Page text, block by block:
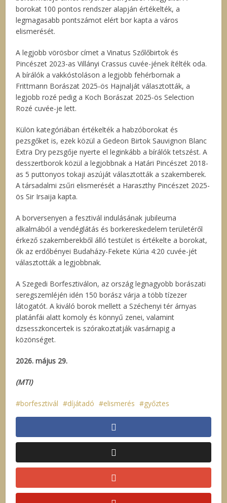
borokat 100 pontos rendszer alapján értékelték, a
legmagasabb pontszámot elért bor kapta a város
elismerését.
A legjobb vörösbor címet a Vinatus Szőlőbirtok és
Pincészet 2023-as Villányi Crassus cuvée-jének ítélték oda.
A bírálók a vakkóstoláson a legjobb fehérbornak a
Frittmann Borászat 2025-ös Hajnalját választották, a
legjobb rozé pedig a Koch Borászat 2025-ös Selection
Rozé cuvée-je lett.
Külön kategóriában értékelték a habzóborokat és
pezsgőket is, ezek közül a Gedeon Birtok Sauvignon Blanc
Extra Dry pezsgője nyerte el leginkább a bírálók tetszést. A
desszertborok közül a legjobbnak a Határi Pincészet 2018-
as 5 puttonyos tokaji aszúját választották a szakemberek.
A társadalmi zsűri elismerését a Haraszthy Pincészet 2025-
ös Sir Irsaija kapta.
A borversenyen a fesztivál indulásának jubileuma
alkalmából a vendéglátás és borkereskedelem területéről
érkező szakemberekből álló testület is értékelte a borokat,
ők az erdőbényei Budaházy-Fekete Kúria 4:20 cuvée-jét
választották a legjobbnak.
A Szegedi Borfesztiválon, az ország legnagyobb borászati
seregszemléjén idén 150 borász várja a több tízezer
látogatót. A kiváló borok mellett a Széchenyi tér árnyas
platánfái alatt komoly és könnyű zenei, valamint
dzsesszkoncertek is szórakoztatják vasárnapig a
közönséget.
2026. május 29.
(MTI)
borfesztivál díjátadó elismerés győztes